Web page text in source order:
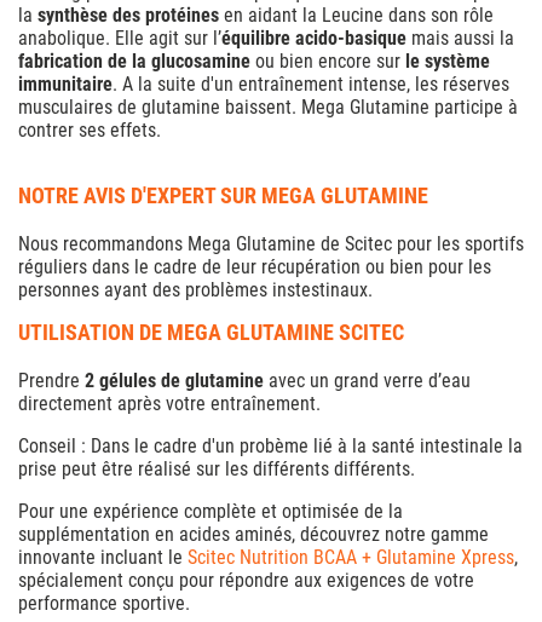
la synthèse des protéines en aidant la Leucine dans son rôle
anabolique. Elle agit sur l’équilibre acido-basique mais aussi la
fabrication de la glucosamine ou bien encore sur le système
immunitaire. A la suite d'un entraînement intense, les réserves
musculaires de glutamine baissent. Mega Glutamine participe à
contrer ses effets.
NOTRE AVIS D'EXPERT SUR MEGA GLUTAMINE
Nous recommandons Mega Glutamine de Scitec pour les sportifs
réguliers dans le cadre de leur récupération ou bien pour les
personnes ayant des problèmes instestinaux.
UTILISATION DE MEGA GLUTAMINE SCITEC
Prendre 2 gélules de glutamine avec un grand verre d’eau
directement après votre entraînement.
Conseil : Dans le cadre d'un probème lié à la santé intestinale la
prise peut être réalisé sur les différents différents.
Pour une expérience complète et optimisée de la
supplémentation en acides aminés, découvrez notre gamme
innovante incluant le Scitec Nutrition BCAA + Glutamine Xpress,
spécialement conçu pour répondre aux exigences de votre
performance sportive.